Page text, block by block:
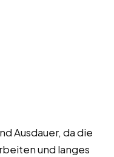
Ausdauer, da die
und langes